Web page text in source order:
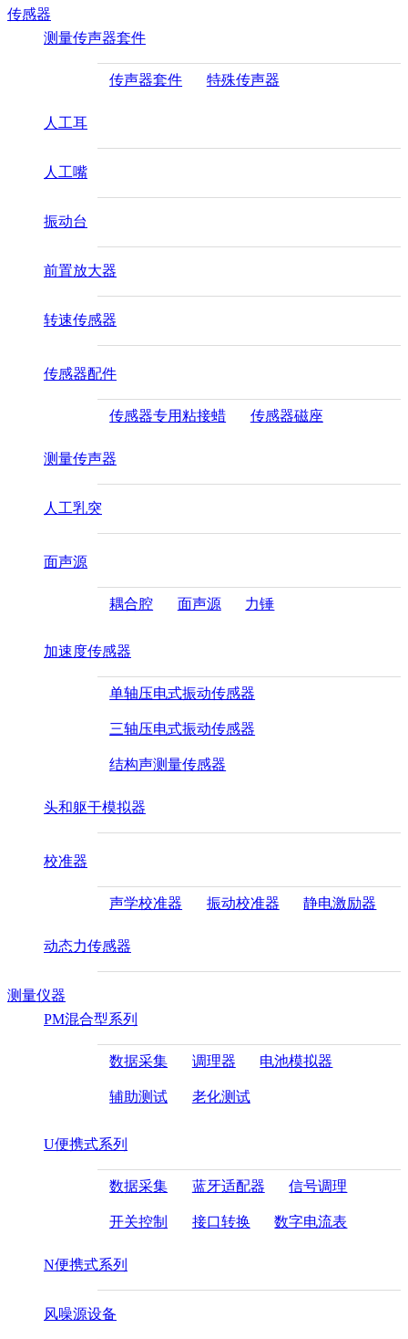
传感器
测量传声器套件
传声器套件 特殊传声器
人工耳
人工嘴
振动台
前置放大器
转速传感器
传感器配件
传感器专用粘接蜡 传感器磁座
测量传声器
人工乳突
面声源
耦合腔 面声源 力锤
加速度传感器
单轴压电式振动传感器
三轴压电式振动传感器
结构声测量传感器
头和躯干模拟器
校准器
声学校准器 振动校准器 静电激励器
动态力传感器
测量仪器
PM混合型系列
数据采集 调理器 电池模拟器
辅助测试 老化测试
U便携式系列
数据采集 蓝牙适配器 信号调理
开关控制 接口转换 数字电流表
N便携式系列
风噪源设备